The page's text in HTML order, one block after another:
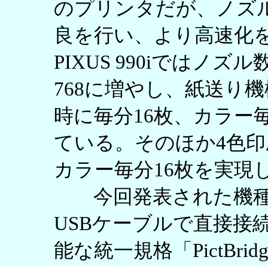
のプリンタだが、ノズ
良を行い、より高速化
PIXUS 990iではノズル
768に増やし、紙送り
時に毎分16枚、カラー
ている。そのほか4色
カラー毎分16枚を実現
今回発表された機種
USBケーブルで直接接
能な統一規格「